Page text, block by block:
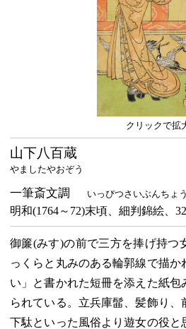
クリックで拡
山下八百蔵
やましたやおぞう
一筆斎文調 いっぴつさいぶんちょう
明和(1764～72)末頃、細判錦絵、
御簾(みす)の前で三方を捧げ持つ
っくらと丸みのある輪郭線で描
い」と書かれた短冊を添えた紙包
られている。立兵庫髷、髪飾り、
下駄といった風俗より遊女の役と